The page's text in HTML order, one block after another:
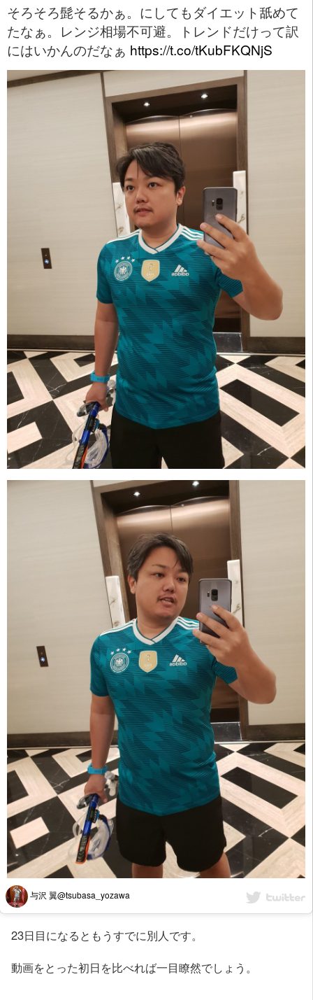
そろそろ髭そるかぁ。にしてもダイエット舐めて
たなぁ。レンジ相場不可避。トレンドだけって訳
にはいかんのだなぁ https://t.co/tKubFKQNjS
与沢 翼@tsubasa_yozawa
23日目になるともうすでに別人です。
動画をとった初日を比べれば一目瞭然でしょう。